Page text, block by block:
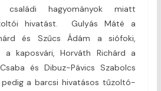
hagyományok miatt
hivatást. Gulyás Máté a
és Szűcs Ádám a siófoki,
a kaposvári, Horváth Richárd a
és Dibuz-Pávics Szabolcs
a barcsi hivatásos tűzoltó-